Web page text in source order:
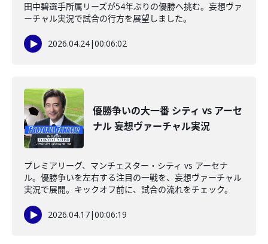
田中碧選手所属リーズが54年ぶりの優勝へ挑む。妄想ヴァ
ーチャル実況で試合の行方を展望しました。
2026.04.24|00:06:02
優勝争いの大一番 シティ vs アーセ
ナル 妄想ヴァーチャル実況
プレミアリーグ、マンチェスター・シティ vs アーセナ
ル。優勝争いを左右する注目の一戦を、妄想ヴァーチャル
実況で展開。キックオフ前に、試合の流れをチェック。
2026.04.17|00:06:19